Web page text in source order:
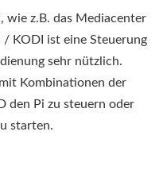
wie z.B. das Mediacenter
/ KODI ist eine Steuerung
sehr nützlich.
Kombinationen der
den Pi zu steuern oder
starten.